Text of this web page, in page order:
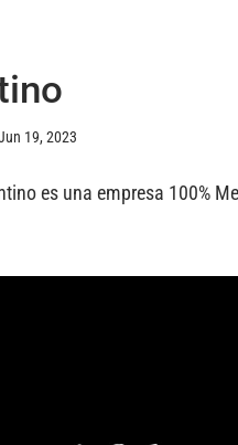
19, 2023
es una empresa 100%